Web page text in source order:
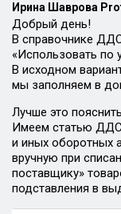
Ирина Шаврова
Добрый день!
В справочнике
«Использовать по
В исходном
мы заполняем в
Лучше это
Имеем статью ДДС
и иных оборотных
вручную при
поставщику»
подставления в